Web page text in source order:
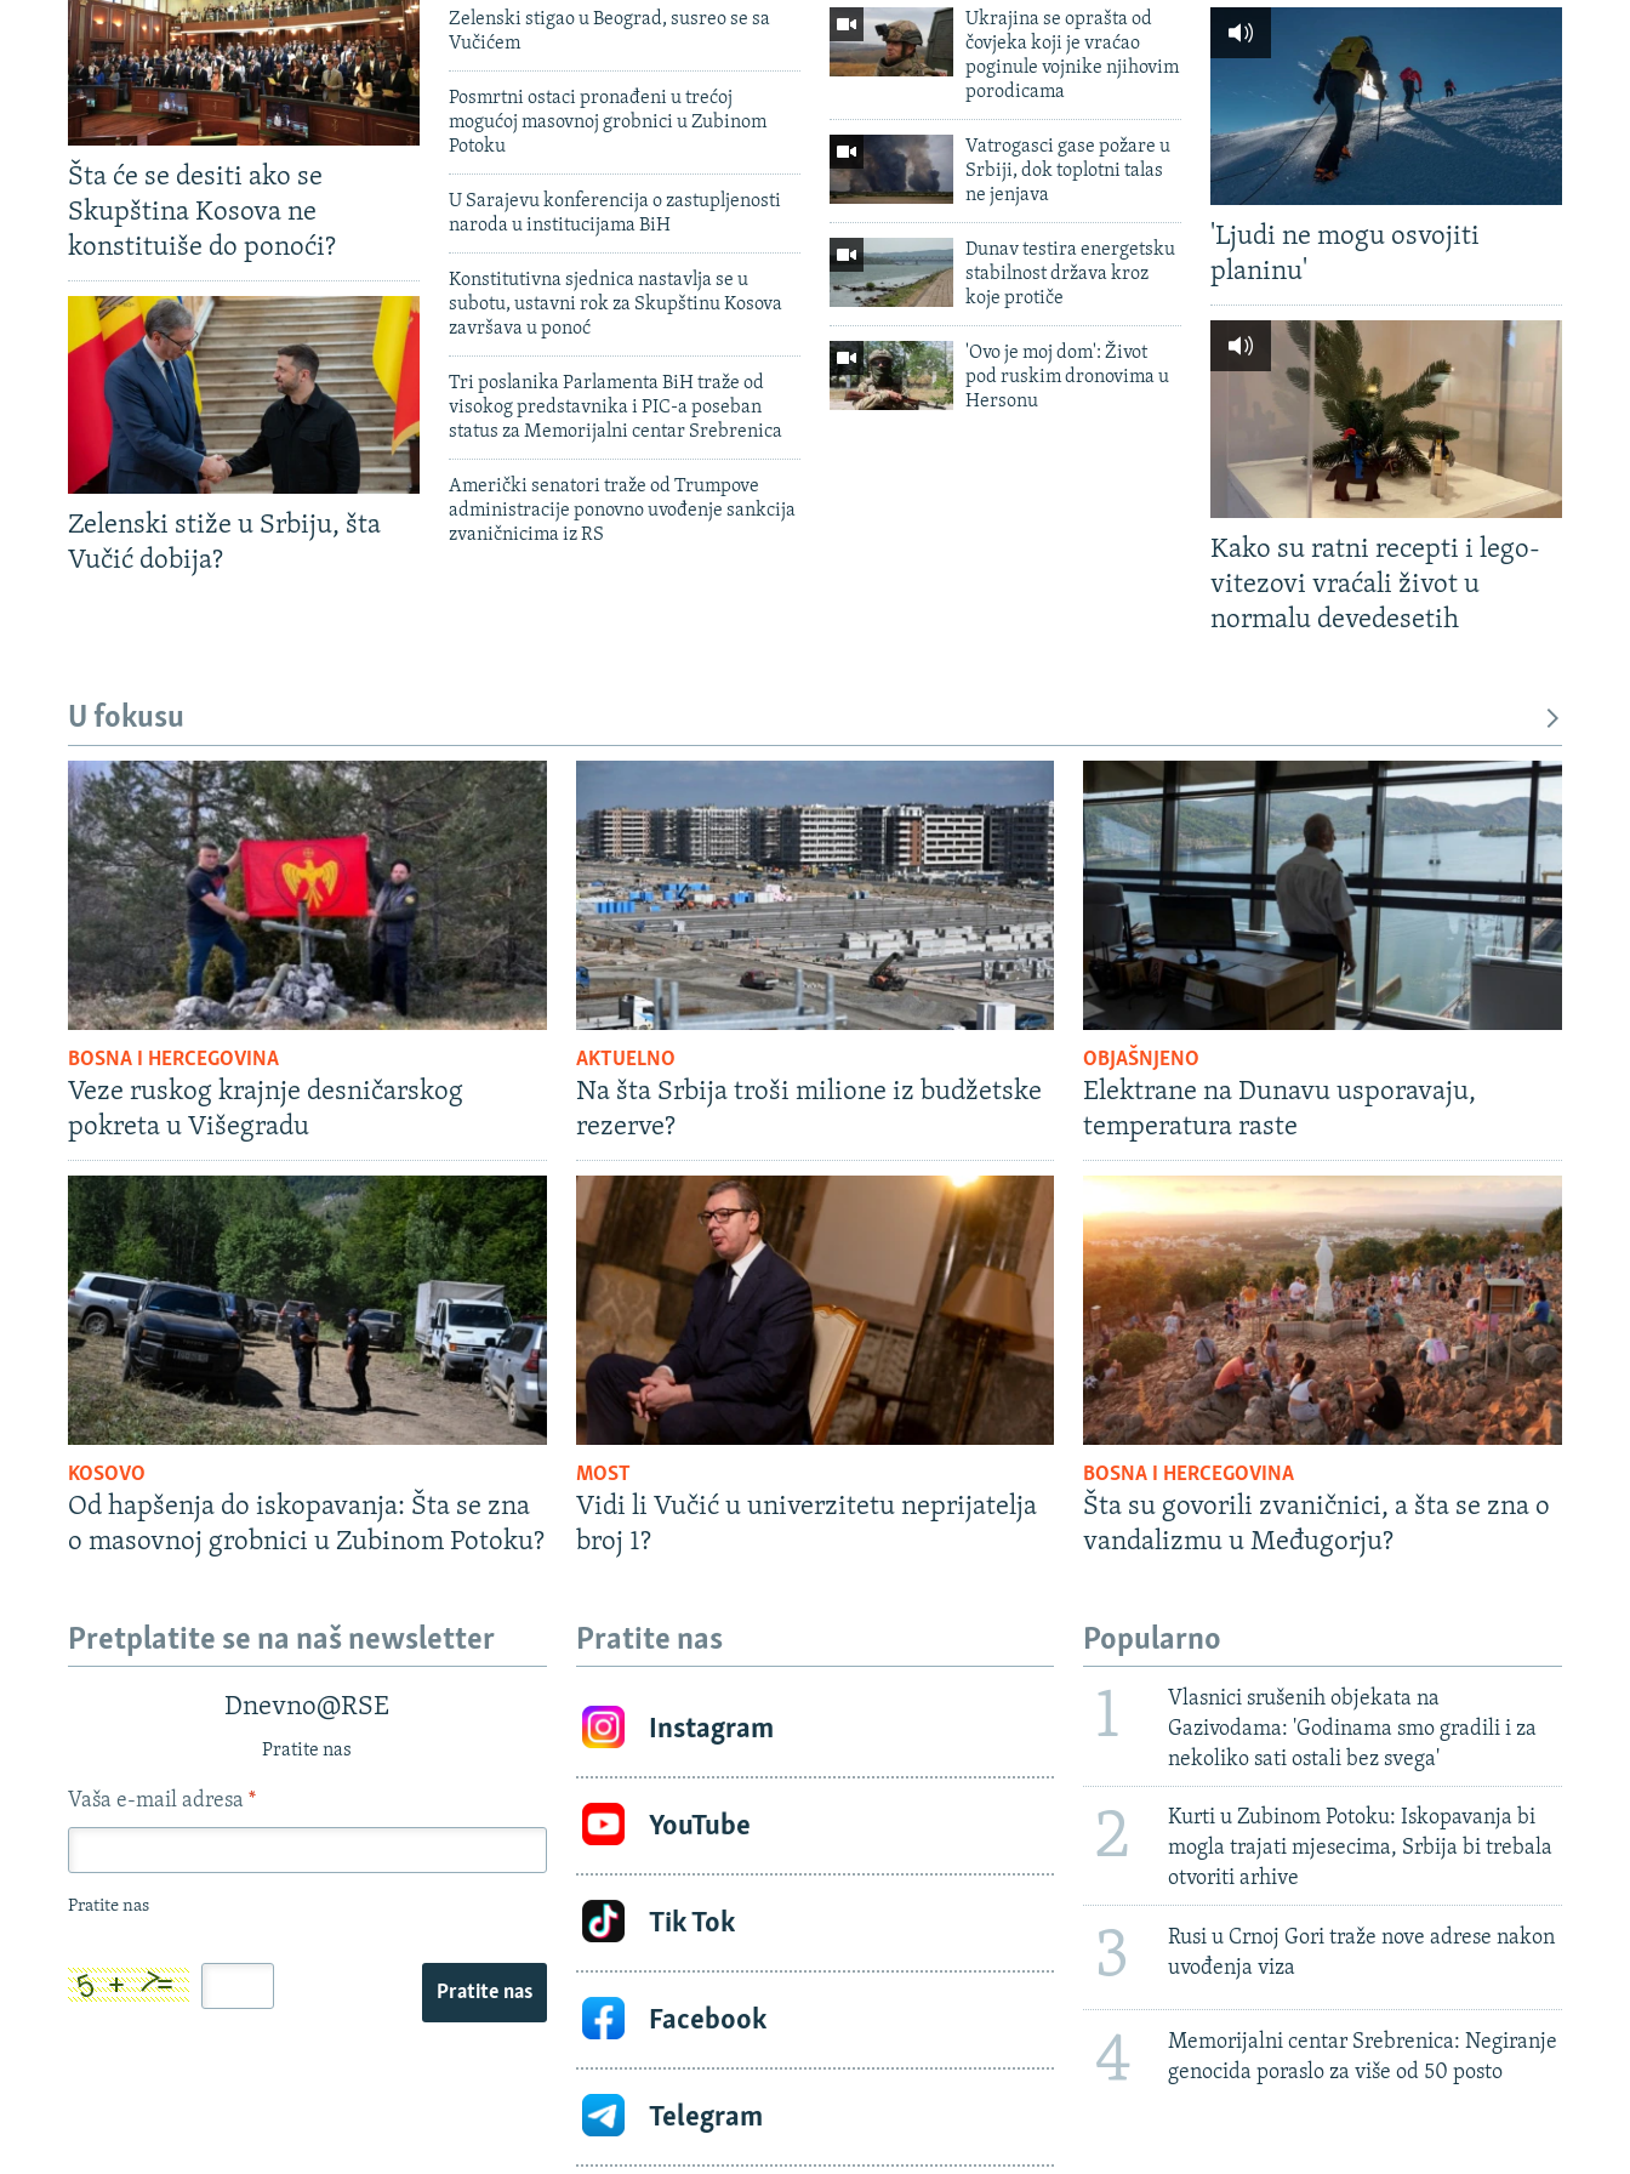
Šta će se desiti ako se
Skupština Kosova ne
konstituiše do ponoći?
Zelenski stiže u Srbiju, šta
Vučić dobija?
Zelenski stigao u Beograd, susreo se sa
Vučićem
Posmrtni ostaci pronađeni u trećoj
mogućoj masovnoj grobnici u Zubinom
Potoku
U Sarajevu konferencija o zastupljenosti
naroda u institucijama BiH
Konstitutivna sjednica nastavlja se u
subotu, ustavni rok za Skupštinu Kosova
završava u ponoć
Tri poslanika Parlamenta BiH traže od
visokog predstavnika i PIC-a poseban
status za Memorijalni centar Srebrenica
Američki senatori traže od Trumpove
administracije ponovno uvođenje sankcija
zvaničnicima iz RS
Ukrajina se oprašta od
čovjeka koji je vraćao
poginule vojnike njihovim
porodicama
Vatrogasci gase požare u
Srbiji, dok toplotni talas
ne jenjava
Dunav testira energetsku
stabilnost država kroz
koje protiče
'Ovo je moj dom': Život
pod ruskim dronovima u
Hersonu
'Ljudi ne mogu osvojiti
planinu'
Kako su ratni recepti i lego-
vitezovi vraćali život u
normalu devedesetih
U fokusu
BOSNA I HERCEGOVINA
Veze ruskog krajnje desničarskog
pokreta u Višegradu
AKTUELNO
Na šta Srbija troši milione iz budžetske
rezerve?
OBJAŠNJENO
Elektrane na Dunavu usporavaju,
temperatura raste
KOSOVO
Od hapšenja do iskopavanja: Šta se zna
o masovnoj grobnici u Zubinom Potoku?
MOST
Vidi li Vučić u univerzitetu neprijatelja
broj 1?
BOSNA I HERCEGOVINA
Šta su govorili zvaničnici, a šta se zna o
vandalizmu u Međugorju?
Pretplatite se na naš newsletter
Dnevno@RSE
Pratite nas
Vaša e-mail adresa *
Pratite nas
Pratite nas
Pratite nas
Instagram
YouTube
Tik Tok
Facebook
Telegram
Popularno
1
Vlasnici srušenih objekata na
Gazivodama: 'Godinama smo gradili i za
nekoliko sati ostali bez svega'
2
Kurti u Zubinom Potoku: Iskopavanja bi
mogla trajati mjesecima, Srbija bi trebala
otvoriti arhive
3
Rusi u Crnoj Gori traže nove adrese nakon
uvođenja viza
4
Memorijalni centar Srebrenica: Negiranje
genocida poraslo za više od 50 posto